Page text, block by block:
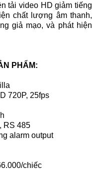
tải video HD giảm tiếng
chất lượng âm thanh,
giả mạo, và phát hiện
PHẨM:
720P, 25fps
RS 485
alarm output
chiếc